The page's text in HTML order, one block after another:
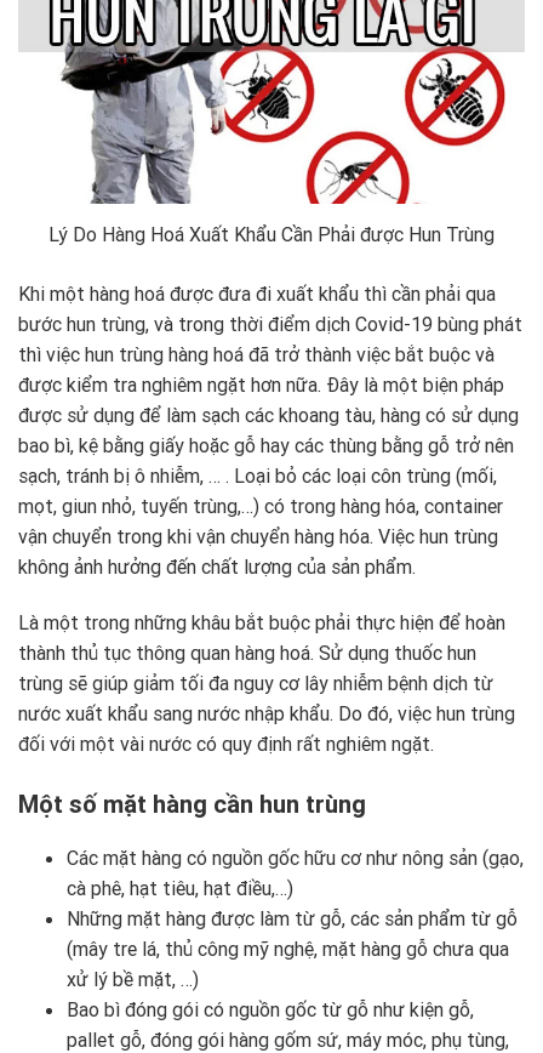
Lý Do Hàng Hoá Xuất Khẩu Cần Phải được Hun Trùng
Khi một hàng hoá được đưa đi xuất khẩu thì cần phải qua
bước hun trùng, và trong thời điểm dịch Covid-19 bùng phát
thì việc hun trùng hàng hoá đã trở thành việc bắt buộc và
được kiểm tra nghiêm ngặt hơn nữa. Đây là một biện pháp
được sử dụng để làm sạch các khoang tàu, hàng có sử dụng
bao bì, kệ bằng giấy hoặc gỗ hay các thùng bằng gỗ trở nên
sạch, tránh bị ô nhiễm, … . Loại bỏ các loại côn trùng (mối,
mọt, giun nhỏ, tuyến trùng,…) có trong hàng hóa, container
vận chuyển trong khi vận chuyển hàng hóa. Việc hun trùng
không ảnh hưởng đến chất lượng của sản phẩm.
Là một trong những khâu bắt buộc phải thực hiện để hoàn
thành thủ tục thông quan hàng hoá. Sử dụng thuốc hun
trùng sẽ giúp giảm tối đa nguy cơ lây nhiễm bệnh dịch từ
nước xuất khẩu sang nước nhập khẩu. Do đó, việc hun trùng
đối với một vài nước có quy định rất nghiêm ngặt.
Một số mặt hàng cần hun trùng
Các mặt hàng có nguồn gốc hữu cơ như nông sản (gạo,
cà phê, hạt tiêu, hạt điều,…)
Những mặt hàng được làm từ gỗ, các sản phẩm từ gỗ
(mây tre lá, thủ công mỹ nghệ, mặt hàng gỗ chưa qua
xử lý bề mặt, …)
Bao bì đóng gói có nguồn gốc từ gỗ như kiện gỗ,
pallet gỗ, đóng gói hàng gốm sứ, máy móc, phụ tùng,